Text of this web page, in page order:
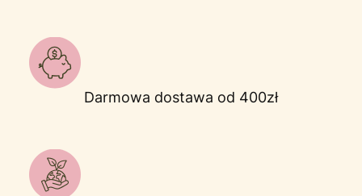
Darmowa dostawa od 400zł